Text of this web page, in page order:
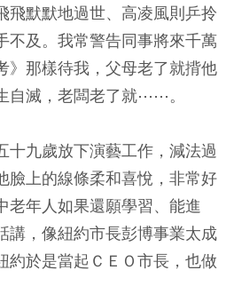
飛默默地過世、高凌風則乒拎
不及。我常警告同事將來千萬
》那樣待我，父母老了就揹他
自滅，老闆老了就⋯⋯。
十九歲放下演藝工作，減法過
臉上的線條柔和喜悅，非常好
老年人如果還願學習、能進
講，像紐約市長彭博事業太成
約於是當起ＣＥＯ市長，也做